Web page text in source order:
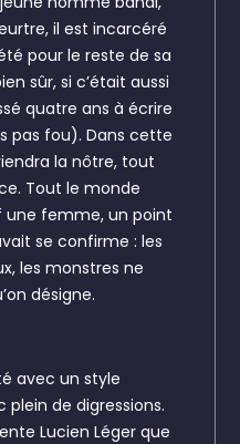
il est incarcéré
pour le reste de sa
sûr, si c’était aussi
quatre ans à écrire
pas fou). Dans cette
la nôtre, tout
Tout le monde
une femme, un point
se confirme : les
les monstres ne
désigne.
avec un style
plein de digressions.
Lucien Léger que